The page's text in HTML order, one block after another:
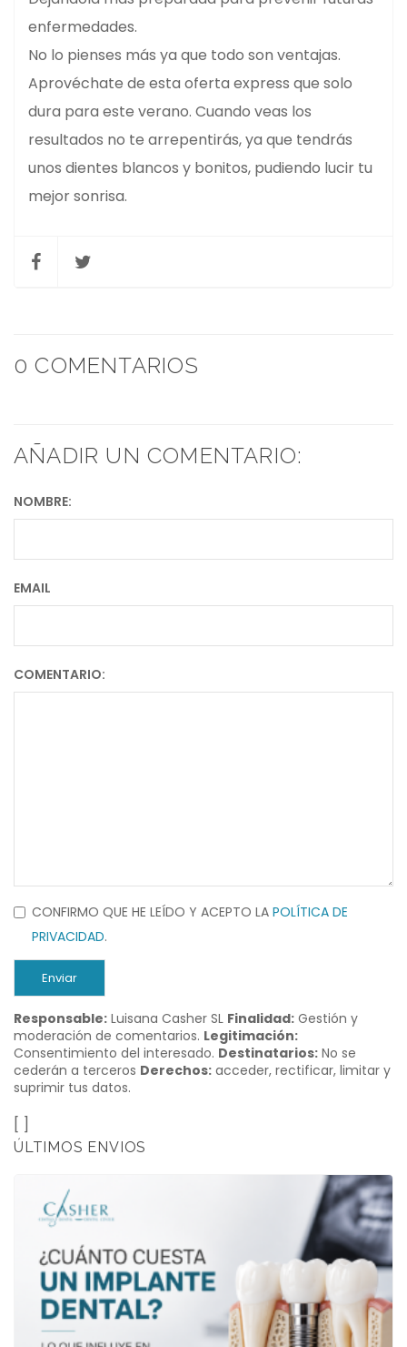
enfermedades.
No lo pienses más ya que todo son ventajas.
Aprovéchate de esta oferta express que solo
dura para este verano. Cuando veas los
resultados no te arrepentirás, ya que tendrás
unos dientes blancos y bonitos, pudiendo lucir tu
mejor sonrisa.
0 COMENTARIOS
AÑADIR UN COMENTARIO:
NOMBRE:
EMAIL
COMENTARIO:
CONFIRMO QUE HE LEÍDO Y ACEPTO LA POLÍTICA DE
PRIVACIDAD.
Enviar
Responsable: Luisana Casher SL Finalidad: Gestión y
moderación de comentarios. Legitimación:
Consentimiento del interesado. Destinatarios: No se
cederán a terceros Derechos: acceder, rectificar, limitar y
suprimir tus datos.
[ ]
ÚLTIMOS ENVIOS